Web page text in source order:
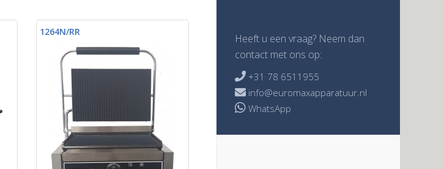
1264N/RR
Heeft u een vraag? Neem dan
contact met ons op:
 +31 78 6511955
 info@euromaxapparatuur.nl
WhatsApp